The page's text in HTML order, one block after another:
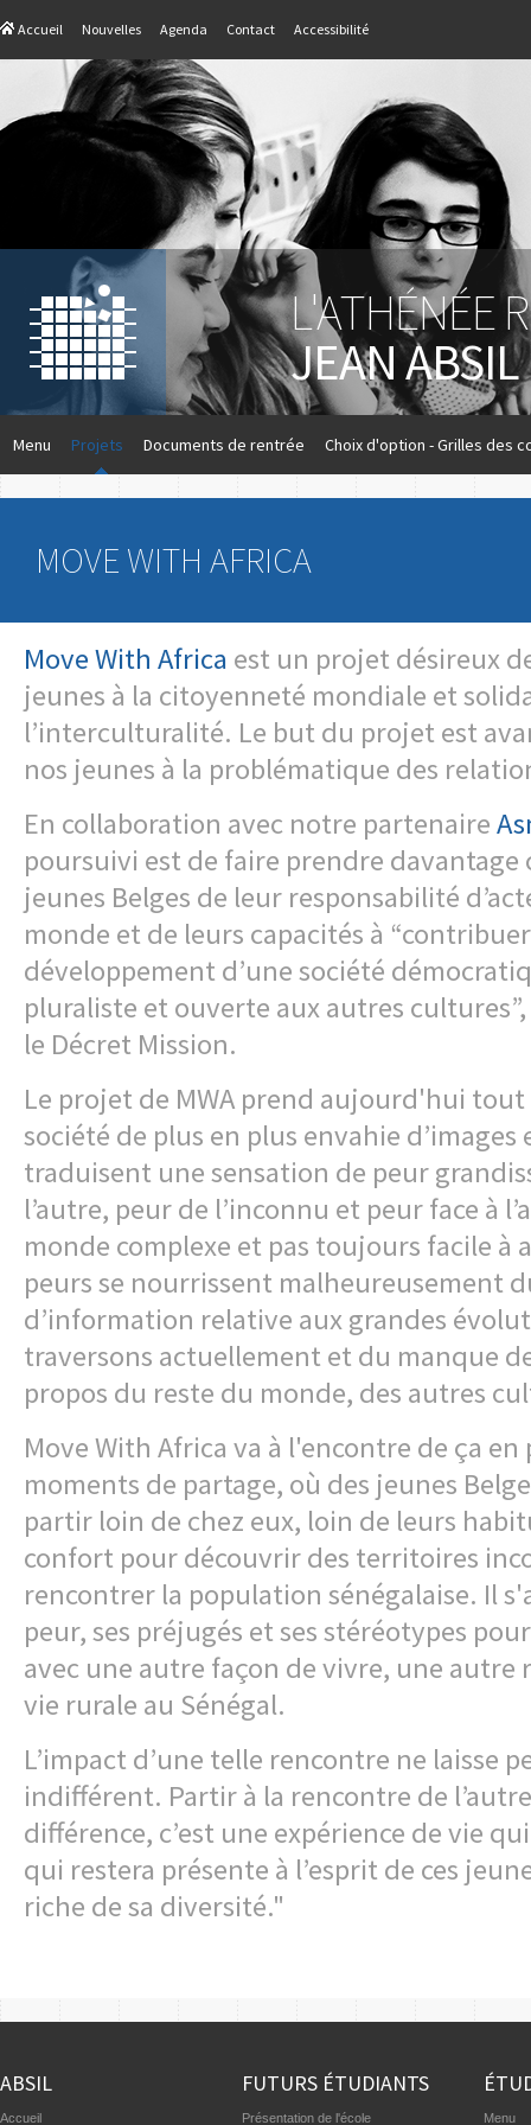
Accueil Nouvelles Agenda Contact Accessibilité
L'ATHÉNÉE
JEAN ABSIL
Menu Projets Documents de rentrée Choix d'option - Grilles des
MOVE WITH AFRICA
Move With Africa est un projet désireux
jeunes à la citoyenneté mondiale et
l’interculturalité. Le but du projet est
nos jeunes à la problématique des
En collaboration avec notre partenaire
poursuivi est de faire prendre davantage
jeunes Belges de leur responsabilité
monde et de leurs capacités à
développement d’une société
pluraliste et ouverte aux autres
le Décret Mission.
Le projet de MWA prend aujourd'hui tout
société de plus en plus envahie
traduisent une sensation de peur
l’autre, peur de l’inconnu et peur face à
monde complexe et pas toujours facile à
peurs se nourrissent malheureusement
d’information relative aux grandes
traversons actuellement et du manque
propos du reste du monde, des autres
Move With Africa va à l'encontre de ça
moments de partage, où des jeunes
partir loin de chez eux, loin de leurs
confort pour découvrir des territoires
rencontrer la population sénégalaise. Il
peur, ses préjugés et ses stéréotypes
avec une autre façon de vivre, une autre
vie rurale au Sénégal.
L’impact d’une telle rencontre ne laisse
indifférent. Partir à la rencontre de
différence, c’est une expérience de vie
qui restera présente à l’esprit de ces
riche de sa diversité."
ABSIL
Accueil
FUTURS ÉTUDIANTS
Présentation de l'école Menu